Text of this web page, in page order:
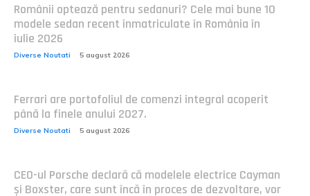
Românii optează pentru sedanuri? Cele mai bune 10
modele sedan recent înmatriculate în România în
iulie 2026
Diverse Noutati 5 august 2026
Ferrari are portofoliul de comenzi integral acoperit
până la finele anului 2027.
Diverse Noutati 5 august 2026
CEO-ul Porsche declară că modelele electrice Cayman
și Boxster, care sunt încă în proces de dezvoltare, vor